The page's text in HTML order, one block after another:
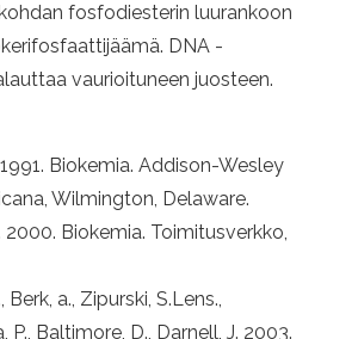
fosfodiesterin luurankoon
DNA -
vaurioituneen juosteen.
1991. Biokemia. Addison-Wesley
Wilmington, Delaware.
2000. Biokemia. Toimitusverkko,
Berk, a., Zipurski, S.Lens.,
P., Baltimore, D., Darnell, J. 2003.